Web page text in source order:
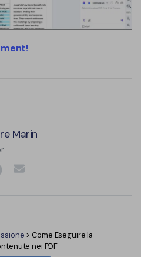
Marin
> Come Eseguire la
nei PDF